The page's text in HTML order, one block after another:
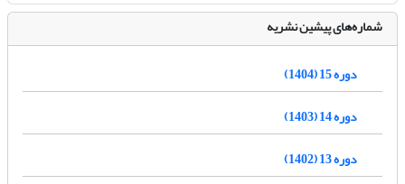
شماره‌های پیشین نشریه
دوره 15 (1404)
دوره 14 (1403)
دوره 13 (1402)